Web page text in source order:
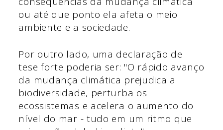
ou até que ponto ela afeta o meio
ambiente e a sociedade.
Por outro lado, uma declaração de
tese forte poderia ser: "O rápido avanço
da mudança climática prejudica a
biodiversidade, perturba os
ecossistemas e acelera o aumento do
nível do mar - tudo em um ritmo que